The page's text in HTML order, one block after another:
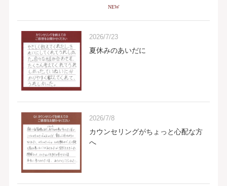
NEW
2026/7/23
夏休みのあいだに
2026/7/8
カウンセリングがちょっと心配な方
へ